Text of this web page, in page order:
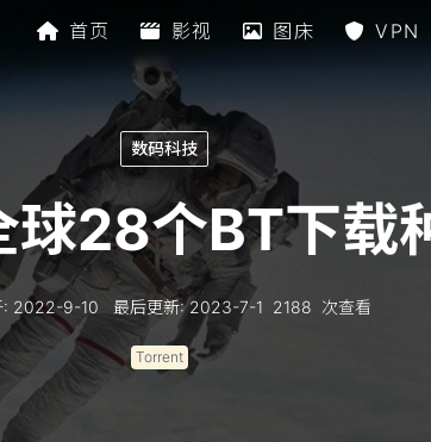
首页 影视 图床 VPN
数码科技
球28个BT下载
: 2022-9-10 最后更新:2023-7-1 2188 次查看
Torrent